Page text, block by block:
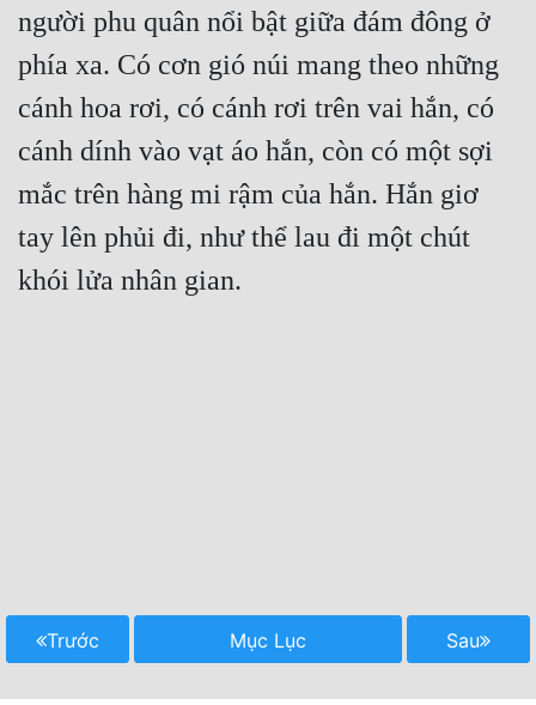
người phu quân nổi bật giữa đám đông ở
phía xa. Có cơn gió núi mang theo những
cánh hoa rơi, có cánh rơi trên vai hắn, có
cánh dính vào vạt áo hắn, còn có một sợi
mắc trên hàng mi rậm của hắn. Hắn giơ
tay lên phủi đi, như thể lau đi một chút
khói lửa nhân gian.
Trước Mục Lục Sau